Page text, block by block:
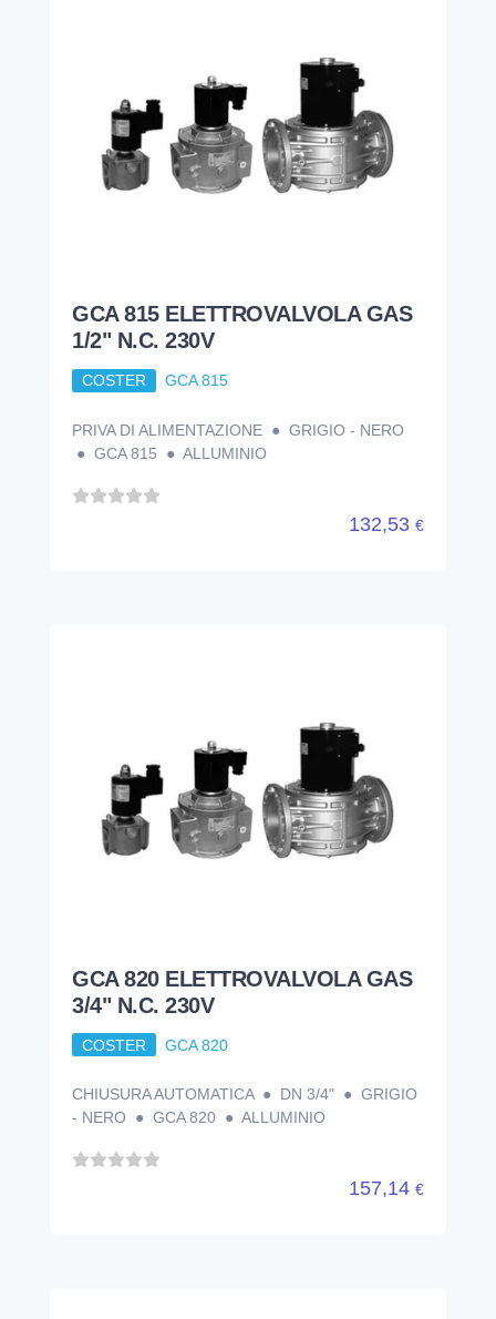
GCA 815 ELETTROVALVOLA GAS
1/2" N.C. 230V
COSTER GCA 815
PRIVA DI ALIMENTAZIONE ● GRIGIO - NERO
● GCA 815 ● ALLUMINIO
132,53 €
GCA 820 ELETTROVALVOLA GAS
3/4" N.C. 230V
COSTER GCA 820
CHIUSURA AUTOMATICA ● DN 3/4" ● GRIGIO
- NERO ● GCA 820 ● ALLUMINIO
157,14 €